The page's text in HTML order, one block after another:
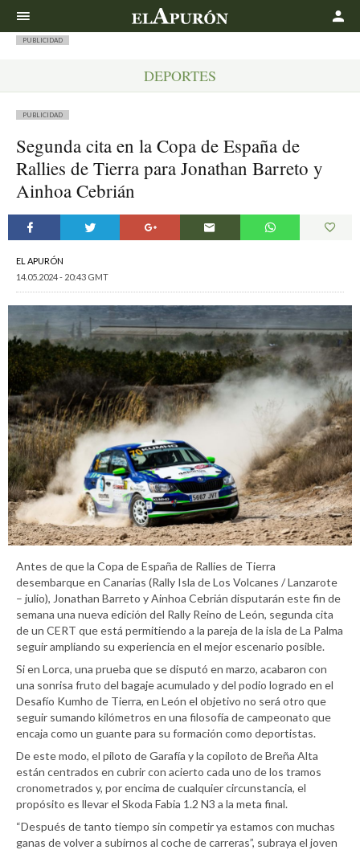
PUBLICIDAD
DEPORTES
PUBLICIDAD
Segunda cita en la Copa de España de
Rallies de Tierra para Jonathan Barreto y
Ainhoa Cebrián
EL APURÓN
14.05.2024 - 20:43 GMT
Antes de que la Copa de España de Rallies de Tierra
desembarque en Canarias (Rally Isla de Los Volcanes / Lanzarote
– julio), Jonathan Barreto y Ainhoa Cebrián disputarán este fin de
semana una nueva edición del Rally Reino de León, segunda cita
de un CERT que está permitiendo a la pareja de la isla de La Palma
seguir ampliando su experiencia en el mejor escenario posible.
Si en Lorca, una prueba que se disputó en marzo, acabaron con
una sonrisa fruto del bagaje acumulado y del podio logrado en el
Desafío Kumho de Tierra, en León el objetivo no será otro que
seguir sumando kilómetros en una filosofía de campeonato que
encaja como un guante para su formación como deportistas.
De este modo, el piloto de Garafía y la copiloto de Breña Alta
están centrados en cubrir con acierto cada uno de los tramos
cronometrados y, por encima de cualquier circunstancia, el
propósito es llevar el Skoda Fabia 1.2 N3 a la meta final.
“Después de tanto tiempo sin competir ya estamos con muchas
ganas de volver a subirnos al coche de carreras”, subraya el joven